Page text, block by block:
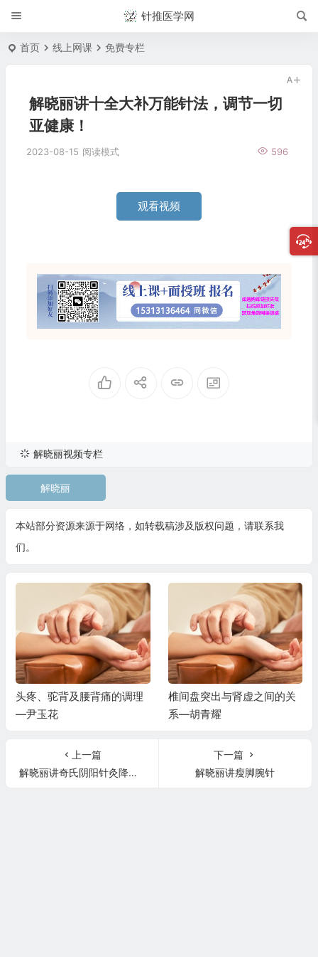
针推医学网
首页 线上网课 免费专栏
解晓丽讲十全大补万能针法，调节一切
亚健康！
2023-08-15 596
阅读模式
观看视频
解晓丽视频专栏
解晓丽
本站部分资源来源于网络，如转载稿涉及版权问题，请联系我
们。
头疼、驼背及腰背痛的调理
—尹玉花
椎间盘突出与肾虚之间的关
系—胡青耀
上一篇
解晓丽讲奇氏阴阳针灸降血压针，快速降血压！
下一篇
解晓丽讲瘦脚腕针